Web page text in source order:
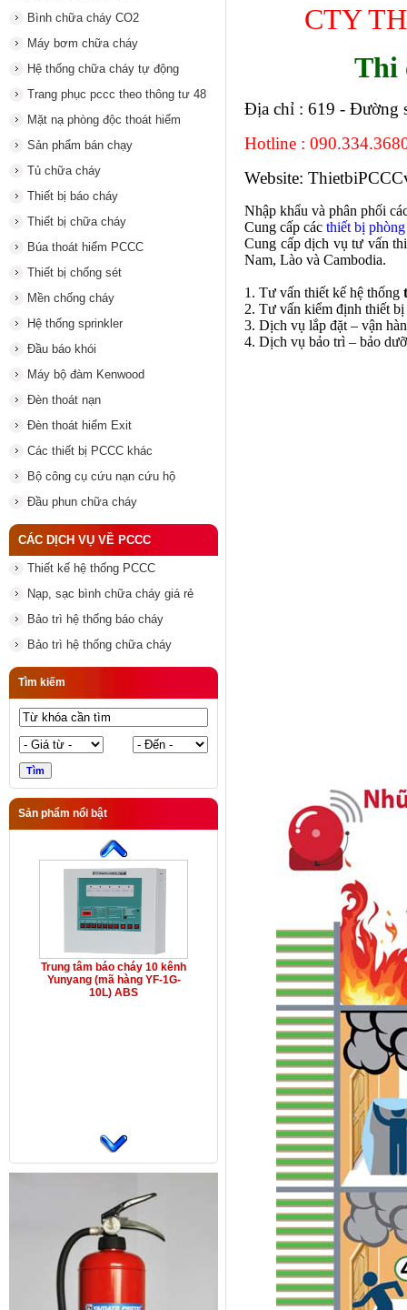
Bình chữa cháy CO2
Máy bơm chữa cháy
Hệ thống chữa cháy tự động
Trang phục pccc theo thông tư 48
Mặt nạ phòng độc thoát hiểm
Sản phẩm bán chạy
Tủ chữa cháy
Thiết bị báo cháy
Thiết bị chữa cháy
Búa thoát hiểm PCCC
Thiết bị chống sét
Mền chống cháy
Hệ thống sprinkler
Đầu báo khói
Máy bộ đàm Kenwood
Đèn thoát nạn
Đèn thoát hiểm Exit
Các thiết bị PCCC khác
Bộ công cụ cứu nạn cứu hộ
Đầu phun chữa cháy
CÁC DỊCH VỤ VỀ PCCC
Thiết kế hệ thống PCCC
Nạp, sạc bình chữa cháy giá rẻ
Bảo trì hệ thống báo cháy
Bảo trì hệ thống chữa cháy
Tìm kiếm
Sản phẩm nổi bật
Trung tâm báo cháy 10 kênh
Yunyang (mã hàng YF-1G-
10L) ABS
CTY
Thi
Địa chỉ : 619 - Đường
Hotline :
Website:
Nhập khẩu và phân phối
Cung cấp các thiết bị
Cung cấp dịch vụ tư vấn
Nam, Lào và Cambodia.
1. Tư vấn thiết kế hệ thống
2. Tư vấn kiểm định thiết
3. Dịch vụ lắp đặt – vận
4. Dịch vụ bảo trì – bảo